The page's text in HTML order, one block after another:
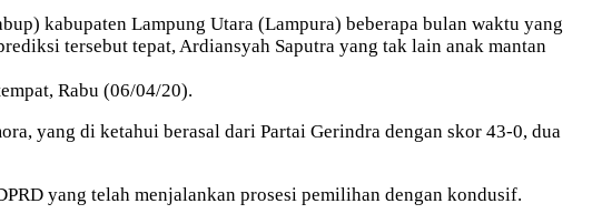
kabupaten Lampung Utara (Lampura) beberapa bulan waktu yang
tersebut tepat, Ardiansyah Saputra yang tak lain anak mantan
Rabu (06/04/20).
yang di ketahui berasal dari Partai Gerindra dengan skor 43-0, dua
yang telah menjalankan prosesi pemilihan dengan kondusif.